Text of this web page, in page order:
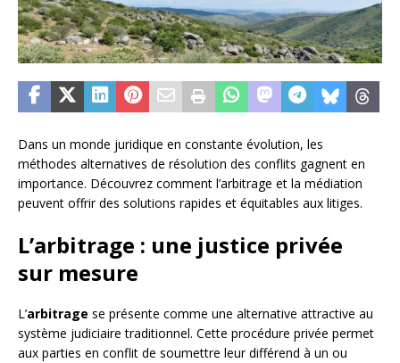
Dans un monde juridique en constante évolution, les
méthodes alternatives de résolution des conflits gagnent en
importance. Découvrez comment l’arbitrage et la médiation
peuvent offrir des solutions rapides et équitables aux litiges.
L’arbitrage : une justice privée
sur mesure
L’arbitrage se présente comme une alternative attractive au
système judiciaire traditionnel. Cette procédure privée permet
aux parties en conflit de soumettre leur différend à un ou